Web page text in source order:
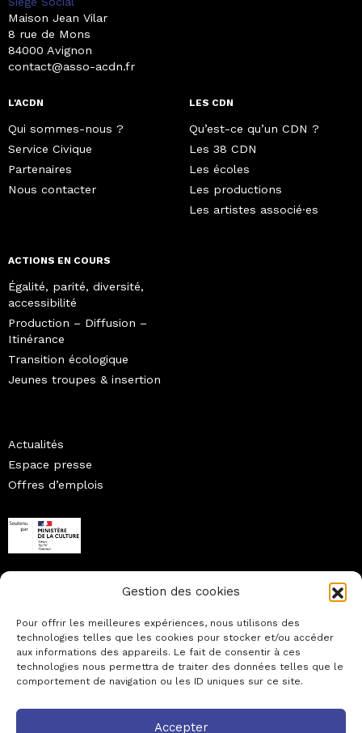
Gestion des cookies
Pour offrir les meilleures expériences, nous utilisons des
technologies telles que les cookies pour stocker et/ou accéder
aux informations des appareils. Le fait de consentir à ces
technologies nous permettra de traiter des données telles que le
comportement de navigation ou les ID uniques sur ce site.
Accepter
Maison Jean Vilar
8 rue de Mons
84000 Avignon
contact@asso-acdn.fr
L'ACDN
Qui sommes-nous ?
Service Civique
Partenaires
Nous contacter
LES CDN
Qu’est-ce qu’un CDN ?
Les 38 CDN
Les écoles
Les productions
Les artistes associé·es
ACTIONS EN COURS
Égalité, parité, diversité,
accessibilité
Production – Diffusion –
Itinérance
Transition écologique
Jeunes troupes & insertion
Actualités
Espace presse
Offres d’emplois
© association des centres dramatiques nationaux